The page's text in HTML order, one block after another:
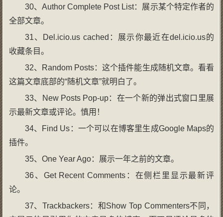
30、Author Complete Post List：展示某个特定作者的
全部文章。
31、Del.icio.us cached：展示你最近在del.icio.us的
收藏条目。
32、Random Posts：这个插件能生成随机文章。看看
这篇文章底部的“随机文章”就明白了。
33、New Posts Pop-up：在一个新的弹出式窗口里展
示最新文章或评论。慎用！
34、Find Us：一个可以在博客里生成Google Maps的
插件。
35、One Year Ago：展示一年之前的文章。
36、Get Recent Comments：在侧栏里显示最新评
论。
37、Trackbackers：和Show Top Commenters不同，